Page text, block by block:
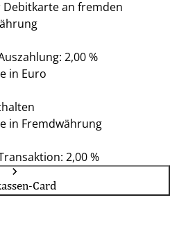
an fremden
2,00 %
in Euro
in Fremdwährung
2,00 %
Card